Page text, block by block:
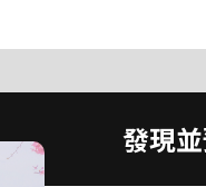
發現